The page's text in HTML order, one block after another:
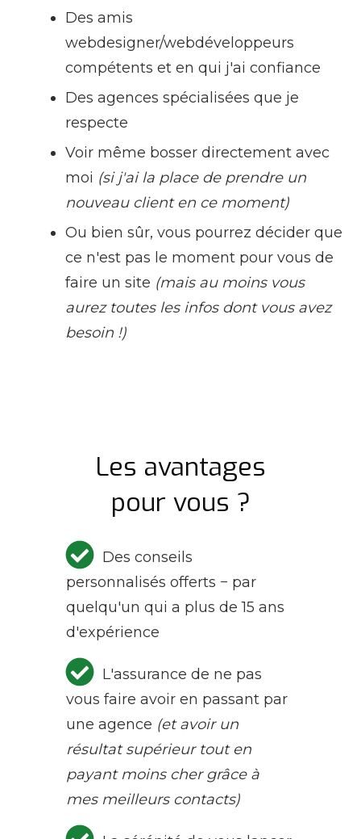
Des amis
webdesigner/webdéveloppeurs
compétents et en qui j'ai confiance
Des agences spécialisées que je
respecte
Voir même bosser directement avec
moi (si j'ai la place de prendre un
nouveau client en ce moment)
Ou bien sûr, vous pourrez décider que
ce n'est pas le moment pour vous de
faire un site (mais au moins vous
aurez toutes les infos dont vous avez
besoin !)
Les avantages
pour vous ?
Des conseils
personnalisés offerts − par
quelqu'un qui a plus de 15 ans
d'expérience
L'assurance de ne pas
vous faire avoir en passant par
une agence (et avoir un
résultat supérieur tout en
payant moins cher grâce à
mes meilleurs contacts)